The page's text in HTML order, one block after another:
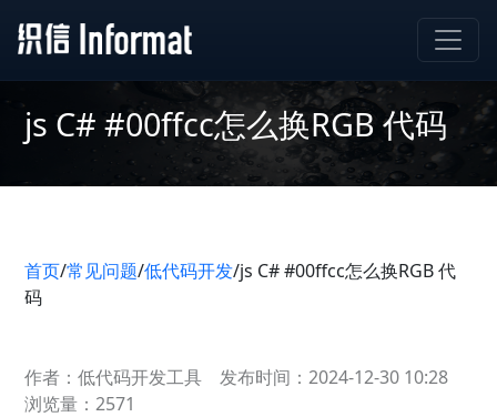
js C# #00ffcc怎么换RGB 代码
首页/常见问题/低代码开发/js C# #00ffcc怎么换RGB 代
码
作者：低代码开发工具
发布时间：2024-12-30 10:28
浏览量：2571